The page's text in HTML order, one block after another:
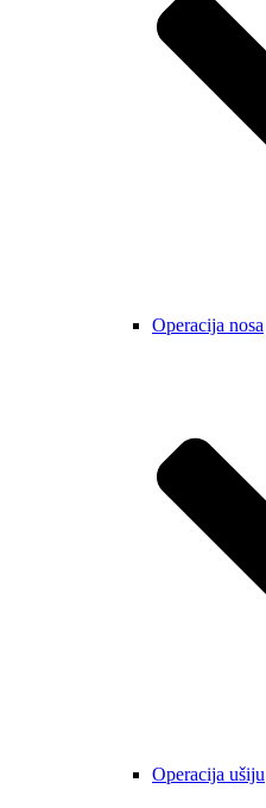
Operacija nosa
Operacija ušiju